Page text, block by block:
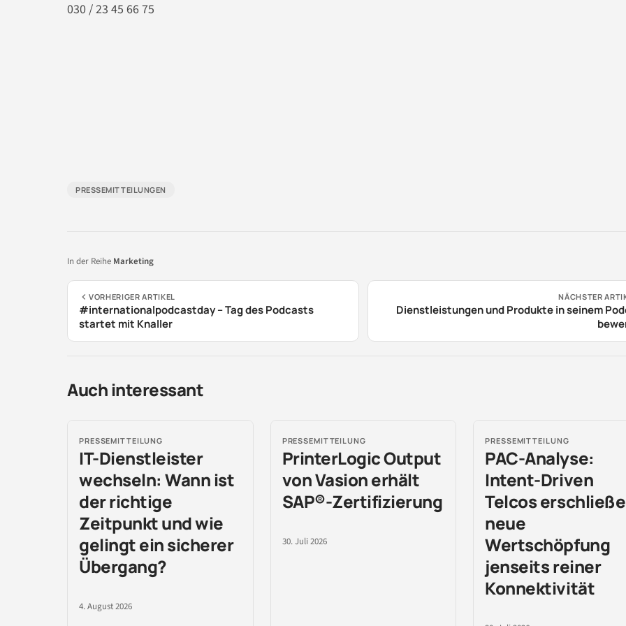
030 / 23 45 66 75
PRESSEMITTEILUNGEN
In der Reihe Marketing
VORHERIGER ARTIKEL
#internationalpodcastday – Tag des Podcasts
startet mit Knaller
NÄCHSTER
Dienstleistungen und Produkte in seinem
Auch interessant
PRESSEMITTEILUNG
IT-Dienstleister
wechseln: Wann ist
der richtige
Zeitpunkt und wie
gelingt ein sicherer
Übergang?
4. August 2026
PRESSEMITTEILUNG
PrinterLogic Output
von Vasion erhält
SAP®-Zertifizierung
30. Juli 2026
PRESSEMITTEILUNG
PAC-Analyse:
Intent-Driven
Telcos
neue
Wertschöpfung
jenseits reiner
Konnektivität